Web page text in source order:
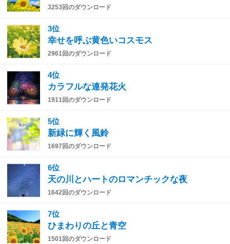
3253回のダウンロード
3位
幸せを呼ぶ黄色いコスモス
2961回のダウンロード
4位
カラフルな連発花火
1911回のダウンロード
5位
新緑に輝く風鈴
1697回のダウンロード
6位
天の川とハートのロマンチックな夜
1642回のダウンロード
7位
ひまわりの丘と青空
1501回のダウンロード